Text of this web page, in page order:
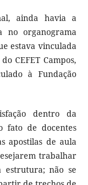
ainda havia a
no organograma
estava vinculada
CEFET Campos,
à Fundação
dentro da
fato de docentes
apostilas de aula
trabalhar
estrutura; não se